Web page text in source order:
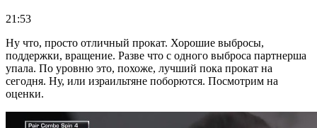
21:53
Ну что, просто отличный прокат. Хорошие выбросы,
поддержки, вращение. Разве что с одного выброса партнерша
упала. По уровню это, похоже, лучший пока прокат на
сегодня. Ну, или израильтяне поборются. Посмотрим на
оценки.